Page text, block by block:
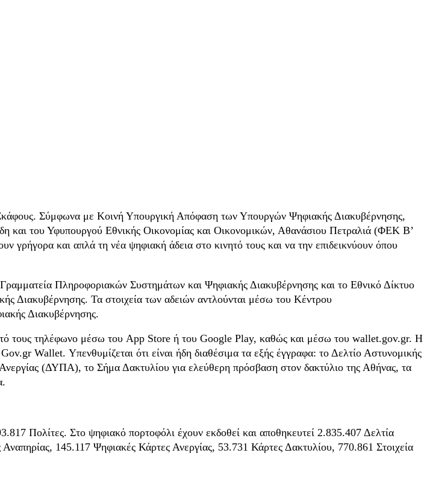
Σύμφωνα με Κοινή Υπουργική Απόφαση των Υπουργών Ψηφιακής Διακυβέρνησης,
και του Υφυπουργού Εθνικής Οικονομίας και Οικονομικών, Αθανάσιου Πετραλιά (ΦΕΚ Β’
γρήγορα και απλά τη νέα ψηφιακή άδεια στο κινητό τους και να την επιδεικνύουν όπου
Πληροφοριακών Συστημάτων και Ψηφιακής Διακυβέρνησης και το Εθνικό Δίκτυο
Τα στοιχεία των αδειών αντλούνται μέσω του Κέντρου
Διακυβέρνησης.
τους τηλέφωνο μέσω του App Store ή του Google Play, καθώς και μέσω του wallet.gov.gr. Η
Wallet. Υπενθυμίζεται ότι είναι ήδη διαθέσιμα τα εξής έγγραφα: το Δελτίο Αστυνομικής
(ΔΥΠΑ), το Σήμα Δακτυλίου για ελεύθερη πρόσβαση στον δακτύλιο της Αθήνας, τα
Πολίτες. Στο ψηφιακό πορτοφόλι έχουν εκδοθεί και αποθηκευτεί 2.835.407 Δελτία
145.117 Ψηφιακές Κάρτες Ανεργίας, 53.731 Κάρτες Δακτυλίου, 770.861 Στοιχεία